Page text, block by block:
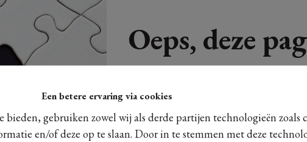
Een betere ervaring via cookies
gebruiken zowel wij als derde partijen technologieën zoals
en/of deze op te slaan. Door in te stemmen met deze
Oeps, deze